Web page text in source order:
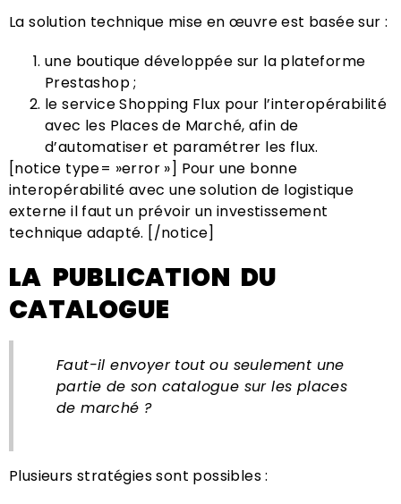
La solution technique mise en œuvre est basée sur :
une boutique développée sur la plateforme
Prestashop ;
le service Shopping Flux pour l’interopérabilité
avec les Places de Marché, afin de
d’automatiser et paramétrer les flux.
[notice type= »error »] Pour une bonne
interopérabilité avec une solution de logistique
externe il faut un prévoir un investissement
technique adapté. [/notice]
LA PUBLICATION DU
CATALOGUE
Faut-il envoyer tout ou seulement une
partie de son catalogue sur les places
de marché ?
Plusieurs stratégies sont possibles :